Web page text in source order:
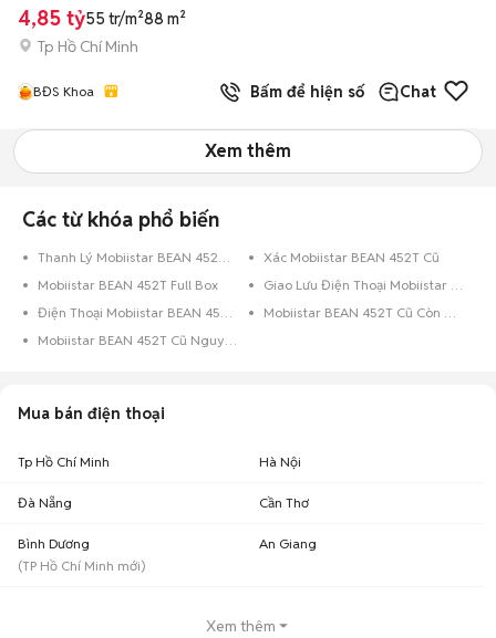
4,85 tỷ55 tr/m²88 m²
Tp Hồ Chí Minh
BĐS Khoa Bấm để hiện số Chat
Xem thêm
Các từ khóa phổ biến
Thanh Lý Mobiistar BEAN 452T Cũ
Xác Mobiistar BEAN 452T Cũ
Mobiistar BEAN 452T Full Box
Giao Lưu Điện Thoại Mobiistar BEAN 452T
Điện Thoại Mobiistar BEAN 452T Trả Góp
Mobiistar BEAN 452T Cũ Còn Bảo Hành
Mobiistar BEAN 452T Cũ Nguyên Zin
Mua bán điện thoại
Tp Hồ Chí Minh Hà Nội
Đà Nẵng Cần Thơ
Bình Dương
(TP Hồ Chí Minh mới)
An Giang
Xem thêm